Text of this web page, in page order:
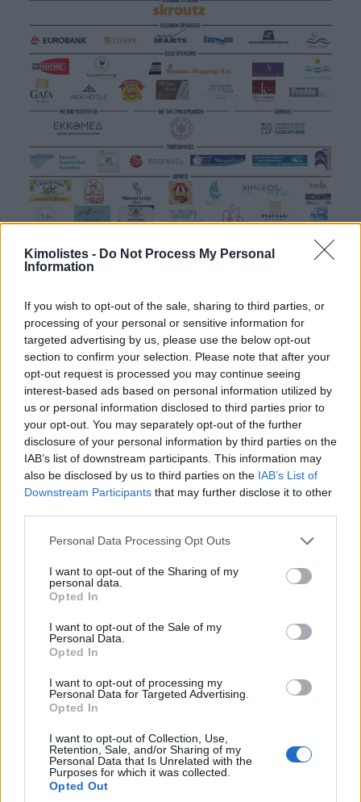
Kimolistes - Do Not Process My Personal
Information
If you wish to opt-out of the sale, sharing to third parties, or
processing of your personal or sensitive information for
targeted advertising by us, please use the below opt-out
section to confirm your selection. Please note that after your
opt-out request is processed you may continue seeing
interest-based ads based on personal information utilized by
us or personal information disclosed to third parties prior to
your opt-out. You may separately opt-out of the further
disclosure of your personal information by third parties on the
IAB’s list of downstream participants. This information may
also be disclosed by us to third parties on the IAB’s List of
Downstream Participants that may further disclose it to other
Please note that this website/app uses one or more Google
not limited to your visit or usage behaviour. You may click to
grant or deny consent to Google and its third-party tags to
use your data for below specified purposes in below Google
consent section.
Personal Data Processing Opt Outs
I want to opt-out of the Sharing of my
personal data.
Opted In
I want to opt-out of the Sale of my
Personal Data.
Opted In
I want to opt-out of processing my
Personal Data for Targeted Advertising.
Opted In
I want to opt-out of Collection, Use,
Retention, Sale, and/or Sharing of my
Personal Data that Is Unrelated with the
Purposes for which it was collected.
Opted Out